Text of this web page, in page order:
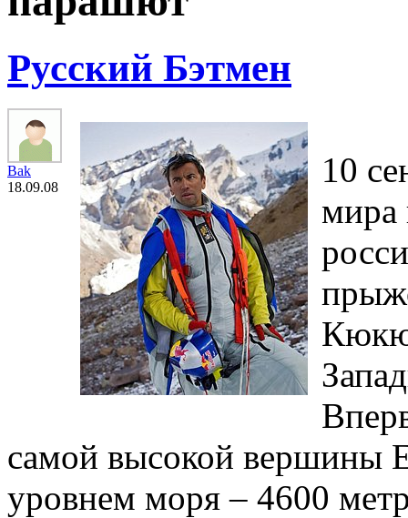
Русский Бэтмен
Bak
18.09.08
10
мира
самой высокой вершины
уровнем моря – 4600